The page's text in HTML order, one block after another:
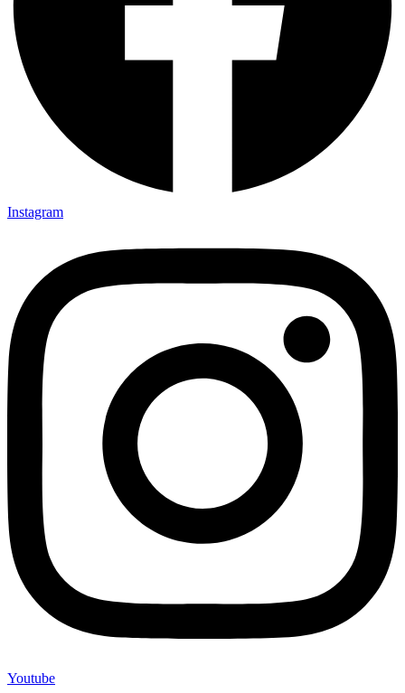
Instagram
Youtube